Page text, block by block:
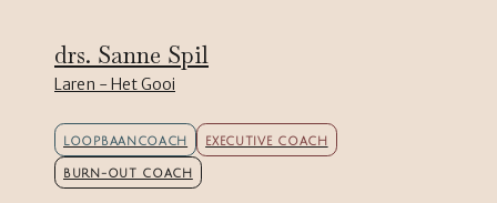
drs. Sanne Spil
Laren - Het Gooi
LOOPBAANCOACH EXECUTIVE COACH
BURN-OUT COACH